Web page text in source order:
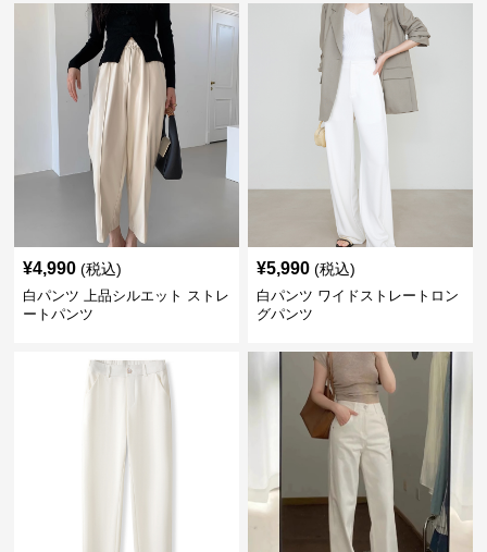
¥4,990 (税込)
白パンツ 上品シルエット ストレ
ートパンツ
¥5,990 (税込)
白パンツ ワイドストレートロン
グパンツ